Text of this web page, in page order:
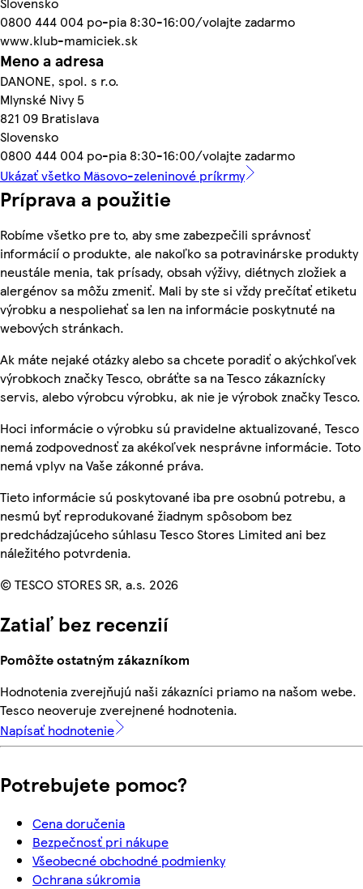
0800 444 004 po-pia 8:30-16:00/volajte zadarmo
www.klub-mamiciek.sk
Meno a adresa
DANONE, spol. s r.o.
Mlynské Nivy 5
821 09 Bratislava
Slovensko
0800 444 004 po-pia 8:30-16:00/volajte zadarmo
Ukázať všetko Mäsovo-zeleninové príkrmy
Príprava a použitie
Robíme všetko pre to, aby sme zabezpečili správnosť
informácií o produkte, ale nakoľko sa potravinárske produkty
neustále menia, tak prísady, obsah výživy, diétnych zložiek a
alergénov sa môžu zmeniť. Mali by ste si vždy prečítať etiketu
výrobku a nespoliehať sa len na informácie poskytnuté na
webových stránkach.
Ak máte nejaké otázky alebo sa chcete poradiť o akýchkoľvek
výrobkoch značky Tesco, obráťte sa na Tesco zákaznícky
servis, alebo výrobcu výrobku, ak nie je výrobok značky Tesco.
Hoci informácie o výrobku sú pravidelne aktualizované, Tesco
nemá zodpovednosť za akékoľvek nesprávne informácie. Toto
nemá vplyv na Vaše zákonné práva.
Tieto informácie sú poskytované iba pre osobnú potrebu, a
nesmú byť reprodukované žiadnym spôsobom bez
predchádzajúceho súhlasu Tesco Stores Limited ani bez
náležitého potvrdenia.
© TESCO STORES SR, a.s. 2026
Zatiaľ bez recenzií
Pomôžte ostatným zákazníkom
Hodnotenia zverejňujú naši zákazníci priamo na našom webe.
Tesco neoveruje zverejnené hodnotenia.
Napísať hodnotenie
Potrebujete pomoc?
Cena doručenia
Bezpečnosť pri nákupe
Všeobecné obchodné podmienky
Ochrana súkromia